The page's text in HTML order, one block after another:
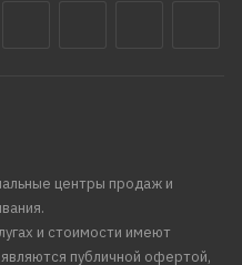
центры продаж и
и стоимости имеют
публичной офертой,